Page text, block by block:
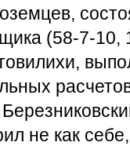
(58-7-10,
не как